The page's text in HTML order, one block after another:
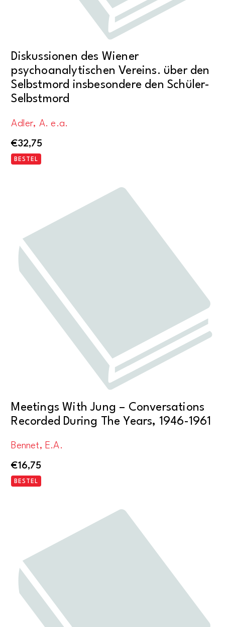
Diskussionen des Wiener
psychoanalytischen Vereins. über den
Selbstmord insbesondere den Schüler-
Selbstmord
Adler, A. e.a.
€32,75
BESTEL
Meetings With Jung – Conversations
Recorded During The Years, 1946-1961
Bennet, E.A.
€16,75
BESTEL